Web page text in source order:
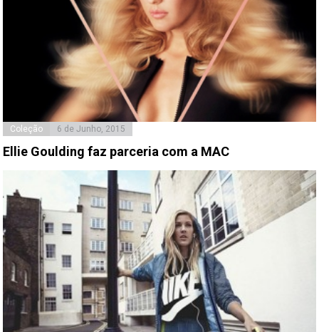
Coleção 6 de Junho, 2015
Ellie Goulding faz parceria com a MAC